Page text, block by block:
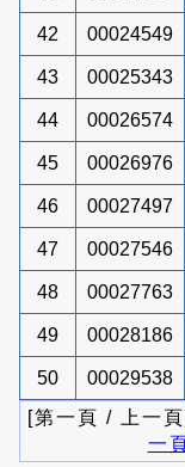
42 00024549
43 00025343
44 00026574
45 00026976
46 00027497
47 00027546
48 00027763
49 00028186
50 00029538
[第一頁 / 上一
一